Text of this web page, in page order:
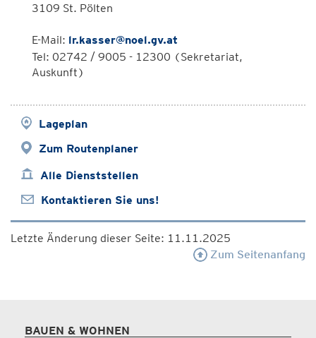
3109 St. Pölten
E-Mail: lr.kasser@noel.gv.at
Tel: 02742 / 9005 - 12300 (Sekretariat,
Auskunft)
Lageplan
Zum Routenplaner
Alle Dienststellen
Kontaktieren Sie uns!
Letzte Änderung dieser Seite: 11.11.2025
Zum Seitenanfang
BAUEN & WOHNEN